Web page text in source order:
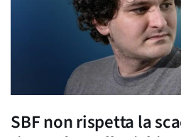
SBF non rispetta la